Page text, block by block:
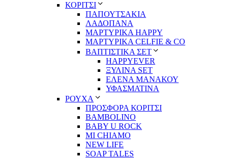
ΚΟΡΙΤΣΙ
ΠΑΠΟΥΤΣΑΚΙΑ
ΛΑΔΟΠΑΝΑ
ΜΑΡΤΥΡΙΚΑ HAPPY
ΜΑΡΤΥΡΙΚΑ CELFIE & CO
ΒΑΠΤΙΣΤΙΚΑ ΣΕΤ
HAPPYEVER
ΞΥΛΙΝΑ SET
ΕΛΕΝΑ ΜΑΝΑΚΟΥ
ΥΦΑΣΜΑΤΙΝΑ
ΡΟΥΧΑ
ΠΡΟΣΦΟΡΑ ΚΟΡΙΤΣΙ
BAMBOLINO
BABY U ROCK
MI CHIAMO
NEW LIFE
SOAP TALES